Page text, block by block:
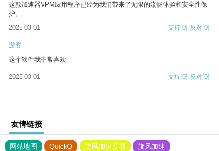
这款加速器VPM应用程序已经为我们带来了无限的流畅体验和安全性保
护。
2025-03-01
支持[0] 反对[0]
游客
这个软件我非常喜欢
2025-03-01 支持[0] 反对[0]
友情链接
网站地图 QuickQ 旋风加速度器
旋风加速